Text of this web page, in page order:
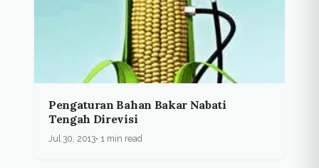
Pengaturan Bahan Bakar Nabati
Tengah Direvisi
Jul 30, 2013 1 min read